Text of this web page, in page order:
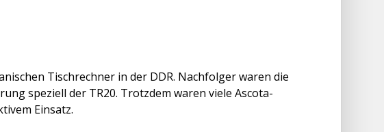
Tischrechner in der DDR. Nachfolger waren die
speziell der TR20. Trotzdem waren viele Ascota-
Einsatz.